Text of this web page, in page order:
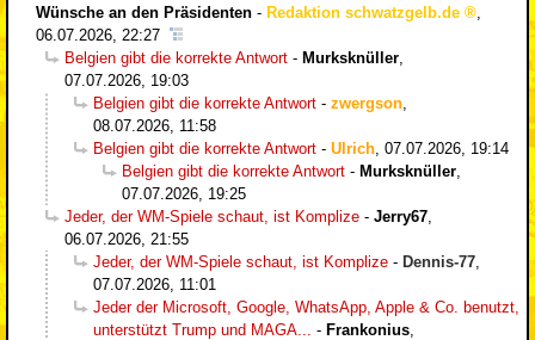
Wünsche an den Präsidenten - Redaktion schwatzgelb.de
06.07.2026, 22:27
Belgien gibt die korrekte Antwort - Murksknüller
07.07.2026, 19:03
Belgien gibt die korrekte Antwort - zwergson
08.07.2026, 11:58
Belgien gibt die korrekte Antwort - Ulrich 07.07.2026, 19:14
Belgien gibt die korrekte Antwort - Murksknüller
07.07.2026, 19:25
Jeder, der WM-Spiele schaut, ist Komplize - Jerry67
06.07.2026, 21:55
Jeder, der WM-Spiele schaut, ist Komplize - Dennis-77
07.07.2026, 11:01
Jeder der Microsoft, Google, WhatsApp, Apple & Co. benutzt,
unterstützt Trump und MAGA...
- Frankonius